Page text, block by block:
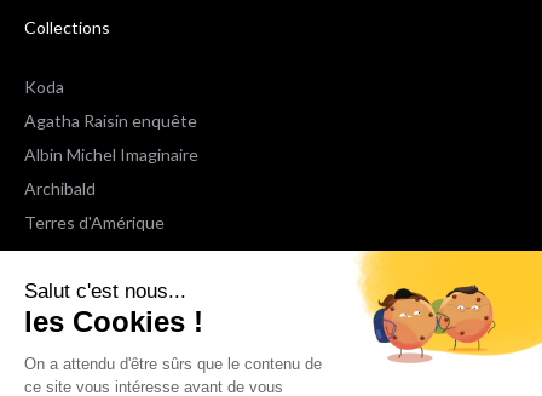
Salut c'est nous...
les Cookies !
On a attendu d'être sûrs que le contenu de
ce site vous intéresse avant de vous
Collections
Koda
Agatha Raisin enquête
Albin Michel Imaginaire
Archibald
Terres d'Amérique
Espaces Libres Poche
NOX
Wiz
Voir toutes les collections